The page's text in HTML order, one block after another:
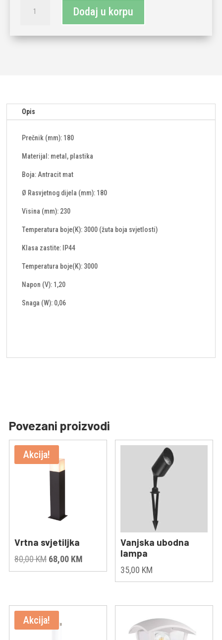
stolna
10xLED-
Dodaj u korpu
Opis
Prečnik (mm): 180
Materijal: metal, plastika
Boja: Antracit mat
Ø Rasvjetnog dijela (mm): 180
Visina (mm): 230
Temperatura boje(K): 3000 (žuta boja svjetlosti)
Klasa zastite: IP44
Temperatura boje(K): 3000
Napon (V): 1,20
Snaga (W): 0,06
Povezani proizvodi
Akcija!
Vrtna svjetiljka
80,00KM Original
price
68,00 KMCurrent
price
Vanjska ubodna
lampa
35,00 KM
Akcija!